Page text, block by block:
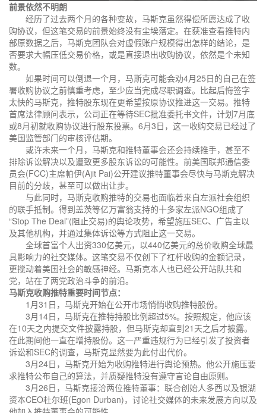
前景依然不明朗
经历了过去两个月的各种变故，马斯克虽然得偿所愿达成了收
购协议，但这笔交易的前景始终没有尘埃落定。在获准查看推特内
部原数据之后，马斯克团队会对虚假账户规模得出怎样的结论，是
否要求大幅压低交易价格，或是直接退出收购协议，依然是个未知
数。
如果时间可以倒退一个月，马斯克可能会劝4月25日的自己在签
署收购协议之前慎重考虑，至少应当完成尽职调查。比起后悔签字
太快的马斯克，推特股东现在更希望按原协议推进这一交易。推特
首席法律顾问表示，公司正在等待SEC批准委托书文件，计划7月底
或8月初就收购协议进行股东投票。6月3日，这一收购交易已经过了
美国监管部门的审核评估期。
或许未来一个月，马斯克和推特董事会还会持续推手，甚至不
排除诉讼解决以及遭致更多股东诉讼的可能性。前美国联邦通信委
员会(FCC)主席帕伊(Ajit Pai)公开建议推特董事会尽快与马斯克解决
目前的分歧，甚至可以做出让步。
与此同时，马斯克收购推特的交易也面临着来自左派社会组织
的联手抵制。得到盖茨等亿万富翁支持的十多家左派NGO组成了
“Stop The Deal”(阻止交易)的舆论攻势，希望施压SEC、广告主以
及其他机构，并通过集体诉讼等方式阻止这一交易。
全球首富个人出资330亿美元，以440亿美元的总价收购全球最
具影响力的社交媒体。这笔交易不仅创下了杠杆收购的金额记录，
更搅动着美国社会的敏感神经。马斯克本人也已经公开站队共和
党，站在了两党政治斗争的前沿。
马斯克收购推特重要时间节点：
1月31日，马斯克开始在公开市场悄悄收购推特股份。
3月14日，马斯克在推特持股比例超过5%。按照规定，他应该
在10天之内提交文件披露持股，但马斯克却直到21天之后才披露。
在此期间他一直在增持股份。这一严重违规行为已经引发了投资者
诉讼和SEC的调查，马斯克显然要为此付出代价。
3月24日，马斯克开始为收购推特进行舆论预热。他公开施压要
求推特公布自己的算法，并质疑推特没有遵守言论自由原则。
3月26日，马斯克接洽两位推特董事：联合创始人多西以及银湖
资本CEO杜尔班(Egon Durban)，讨论社交媒体的未来发展方向以及